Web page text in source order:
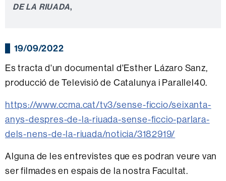
DE LA RIUADA,
19/09/2022
Es tracta d'un documental d'Esther Lázaro Sanz,
producció de Televisió de Catalunya i Parallel40.
https://www.ccma.cat/tv3/sense-ficcio/seixanta-
anys-despres-de-la-riuada-sense-ficcio-parlara-
dels-nens-de-la-riuada/noticia/3182919/
Alguna de les entrevistes que es podran veure van
ser filmades en espais de la nostra Facultat.